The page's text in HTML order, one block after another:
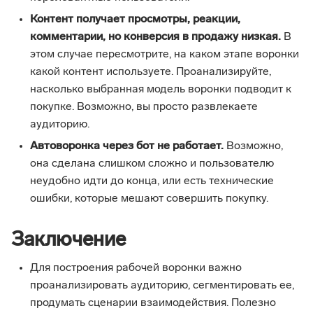
Контент получает просмотры, реакции,
комментарии, но конверсия в продажу низкая. В
этом случае пересмотрите, на каком этапе воронки
какой контент используете. Проанализируйте,
насколько выбранная модель воронки подводит к
покупке. Возможно, вы просто развлекаете
аудиторию.
Автоворонка через бот не работает. Возможно,
она сделана слишком сложно и пользователю
неудобно идти до конца, или есть технические
ошибки, которые мешают совершить покупку.
Заключение
Для построения рабочей воронки важно
проанализировать аудиторию, сегментировать ее,
продумать сценарии взаимодействия. Полезно